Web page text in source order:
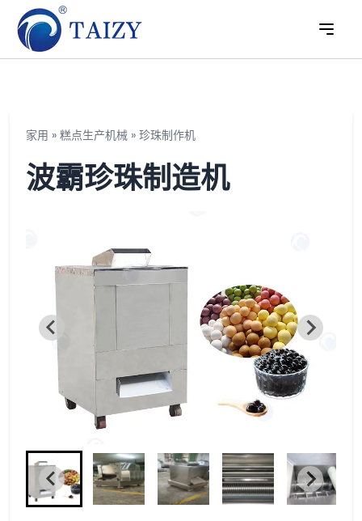
家用 » 糕点生产机械 » 珍珠制作机
波霸珍珠制造机